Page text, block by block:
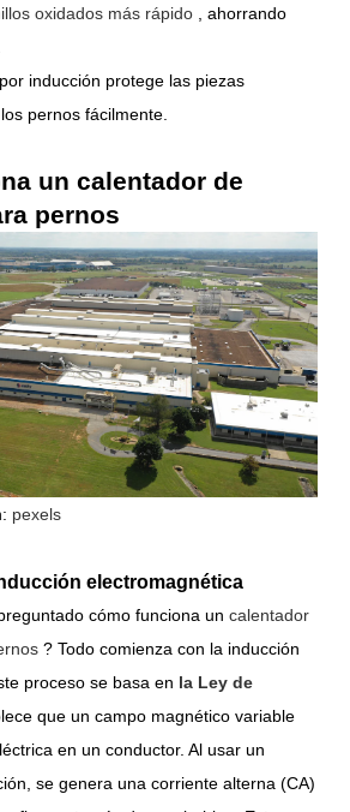
oxidados más rápido
, ahorrando
inducción protege las piezas
pernos fácilmente.
un calentador de
pernos
pexels
electromagnética
cómo funciona un calentador
? Todo comienza con la inducción
proceso se basa en la Ley de
que un campo magnético variable
en un conductor. Al usar un
se genera una corriente alterna (CA)